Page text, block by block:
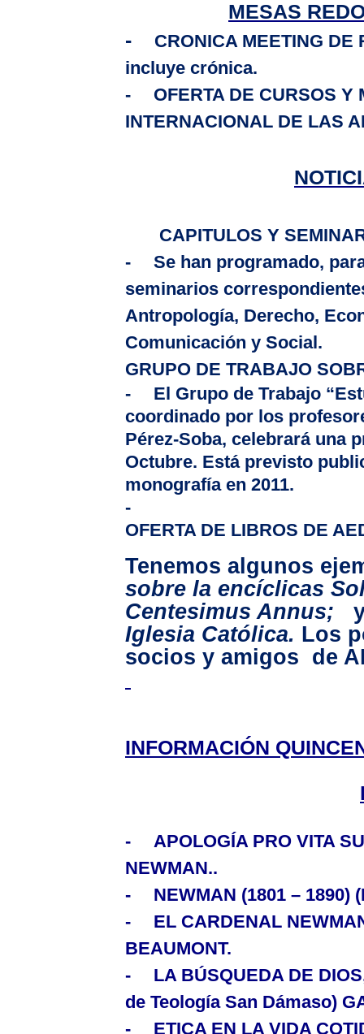
MESAS
-
CRONICA MEETING DE
incluye crónica.
-
OFERTA DE CURSOS
INTERNACIONAL DE LAS
CAPITULOS Y
-
Se han programado,
seminarios
Antropología, Derecho,
Comunicación y Social.
GRUPO DE TRABAJO
-
El Grupo de Trabajo
coordinado por los
Pérez-Soba, celebrará una
Octubre. Está previsto
monografía en 2011.
-
OFERTA DE LIBROS DE
Tenemos algunos
sobre la encíclicas
Centesimus Annus;
Iglesia Católica. Los
socios y amigos de
INFORMACIÓN
-
APOLOGÍA PRO VITA
NEWMAN..
-
NEWMAN (1801 – 1890)
-
EL CARDENAL
BEAUMONT.
-
LA BÚSQUEDADE
de Teología San Dámaso)
-
ETICA EN LA VIDA